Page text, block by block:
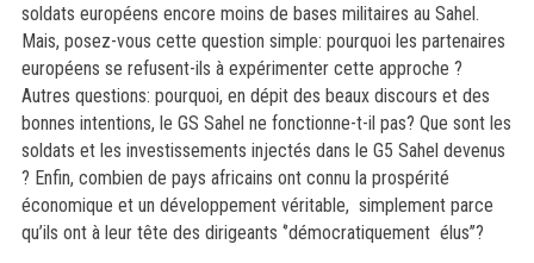
soldats européens encore moins de bases militaires au Sahel.
Mais, posez-vous cette question simple: pourquoi les partenaires
européens se refusent-ils à expérimenter cette approche ?
Autres questions: pourquoi, en dépit des beaux discours et des
bonnes intentions, le GS Sahel ne fonctionne-t-il pas? Que sont les
soldats et les investissements injectés dans le G5 Sahel devenus
? Enfin, combien de pays africains ont connu la prospérité
économique et un développement véritable, simplement parce
qu’ils ont à leur tête des dirigeants ‘’démocratiquement élus’’?